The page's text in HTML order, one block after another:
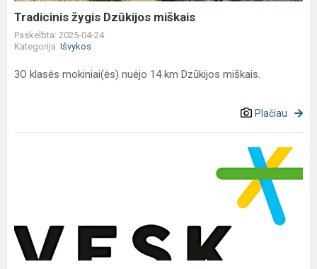
Tradicinis žygis Dzūkijos miškais
Paskelbta: 2025-04-24
Kategorija: Išvykos
3O klasės mokiniai(ės) nuėjo 14 km Dzūkijos miškais.
Plačiau
profesinėje
mokykloje!